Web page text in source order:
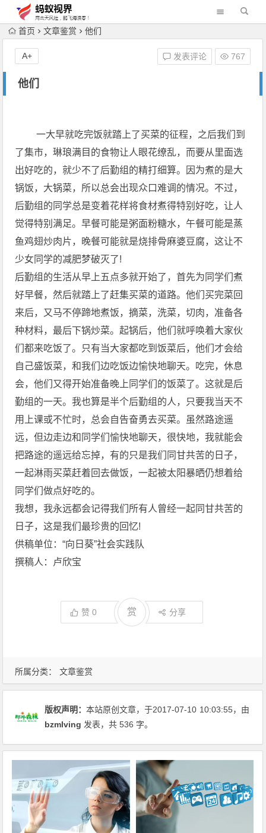
首页 文章鉴赏 他们
他们
发表评论 767
A+
所属分类： 文章鉴赏
一大早就吃完饭就踏上了买菜的征程，之后我们到
了集市，琳琅满目的食物让人眼花缭乱，而要从里面选
出好吃的，就少不了后勤组的精打细算。因为煮的是大
锅饭，大锅菜，所以总会出现众口难调的情况。不过，
后勤组的同学总是变着花样将食材煮得特别好吃，让人
觉得特别满足。早餐可能是粥面粉糖水，午餐可能是蒸
鱼鸡翅炒肉片，晚餐可能就是烧排骨麻婆豆腐，这让不
少女同学的减肥梦破灭了!
后勤组的生活从早上五点多就开始了，首先为同学们煮
好早餐，然后就踏上了赶集买菜的道路。他们买完菜回
来后，又马不停蹄地煮饭，摘菜，洗菜，切肉，准备各
种材料，最后下锅炒菜。起锅后，他们就呼唤着大家伙
们都来吃饭了。只有当大家都吃到饭菜后，他们才会给
自己盛饭菜，和我们边吃饭边愉快地聊天。吃完，休息
会，他们又得开始准备晚上同学们的饭菜了。这就是后
勤组的一天。我也算是半个后勤组的人，只要我当天不
用上课或不忙时，总会自告奋勇去买菜。虽然路途遥
远，但边走边和同学们愉快地聊天，很快地，我就能会
把路途的遥远给忘掉，有的只是我们同甘共苦的日子，
一起淋雨买菜赶着回去做饭，一起被太阳暴晒仍想着给
同学们做点好吃的。
我想，我永远都会记得我们所有人曾经一起同甘共苦的
日子，这是我们最珍贵的回忆!
供稿单位：“向日葵”社会实践队
撰稿人：卢欣宝
赞0 赏 分享
版权声明：本站原创文章，于2017-07-10 10:03:55，由
bzmlving 发表，共 536 字。